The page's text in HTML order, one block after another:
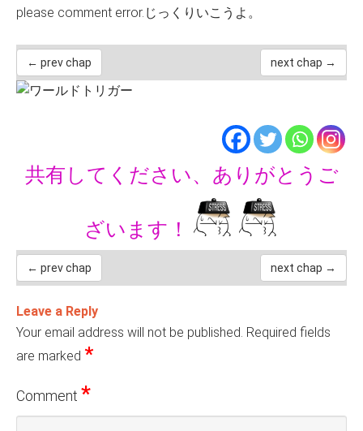
please comment error.じっくりいこうよ。
← prev chap next chap →
共有してください、ありがとうご
ざいます！
← prev chap next chap →
Leave a Reply
Your email address will not be published. Required fields
are marked *
Comment *